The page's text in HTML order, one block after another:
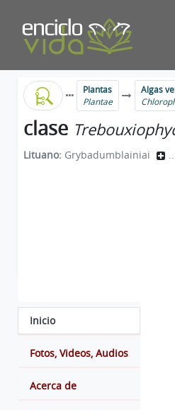
Plantas
Plantae
Algas
clase
Lituano: Grybadumblainiai
Inicio
Fotos, Videos, Audios
Acerca de